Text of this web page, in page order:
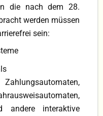
die nach dem 28.
werden müssen
sein:
andere interaktive